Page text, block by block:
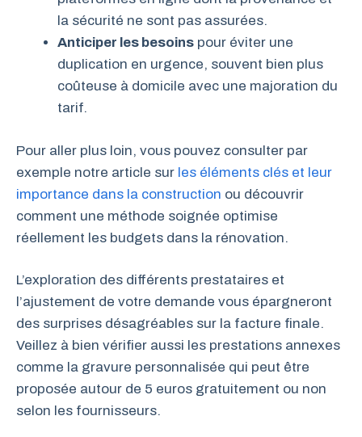
la sécurité ne sont pas assurées.
Anticiper les besoins pour éviter une
duplication en urgence, souvent bien plus
coûteuse à domicile avec une majoration du
tarif.
Pour aller plus loin, vous pouvez consulter par
exemple notre article sur les éléments clés et leur
importance dans la construction ou découvrir
comment une méthode soignée optimise
réellement les budgets dans la rénovation.
L’exploration des différents prestataires et
l’ajustement de votre demande vous épargneront
des surprises désagréables sur la facture finale.
Veillez à bien vérifier aussi les prestations annexes
comme la gravure personnalisée qui peut être
proposée autour de 5 euros gratuitement ou non
selon les fournisseurs.